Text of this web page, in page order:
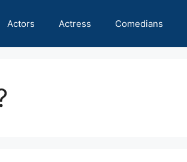
Actors Actress Comedians